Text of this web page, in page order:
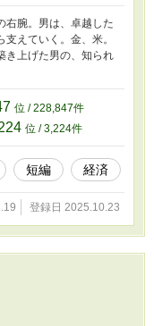
右腕。男は、卓越した
えていく。金、米。
き上げた男の、知られ
位 / 228,847件
位 / 3,224件
短編 経済
登録日 2025.10.23